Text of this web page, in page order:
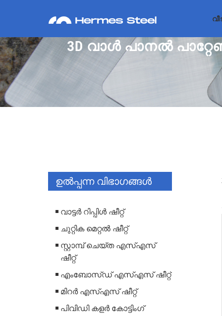
3D വാൾ പാനൽ
ഉൽപ്പന്ന വിഭാഗങ്ങൾ
വാട്ടർ റിപ്പിൾ ഷീറ്റ്
ചുറ്റിക മെറ്റൽ ഷീറ്റ്
സ്റ്റാമ്പ് ചെയ്ത എസ്എസ്
ഷീറ്റ്
എംബോസ്ഡ് എസ്എസ് ഷീറ്റ്
മിറർ എസ്എസ് ഷീറ്റ്
പിവിഡി കളർ കോട്ടിംഗ്